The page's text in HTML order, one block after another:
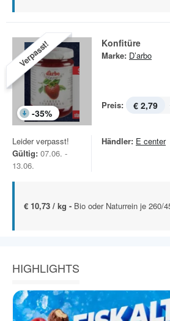
Verpasst!
-35%
Konfitüre
Marke: D’arbo
Preis: € 2,79
Leider verpasst!
Gültig: 07.06. -
13.06.
Händler: E center
€ 10,73 / kg - Bio oder Naturrein je 260/
HIGHLIGHTS